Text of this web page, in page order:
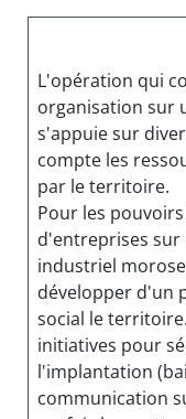
L'opération qui
organisation sur
s'appuie sur
compte les
par le territoire.
Pour les
d'entreprises
industriel
développer d'un
social le
initiatives pour
l'implantation
communication